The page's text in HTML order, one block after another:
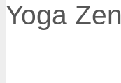
Yoga